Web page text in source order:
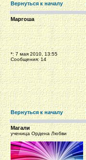
Вернуться к началу
Маргоша
*: 7 мая 2010, 13:55
Сообщения: 14
Вернуться к началу
Магали
ученица Ордена Любви